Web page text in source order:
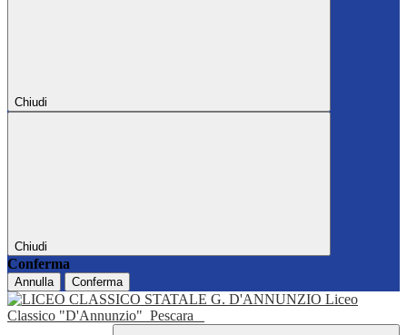
Chiudi
Chiudi
Conferma
Annulla Conferma
Liceo
Classico "D'Annunzio" Pescara